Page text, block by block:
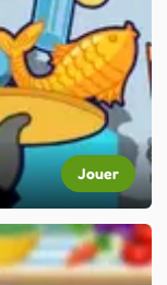
Jouer